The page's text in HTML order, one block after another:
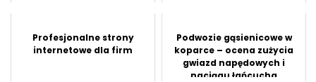
Profesjonalne strony
internetowe dla firm
Podwozie gąsienicowe w
koparce – ocena zużycia
gwiazd napędowych i
naciągu łańcucha